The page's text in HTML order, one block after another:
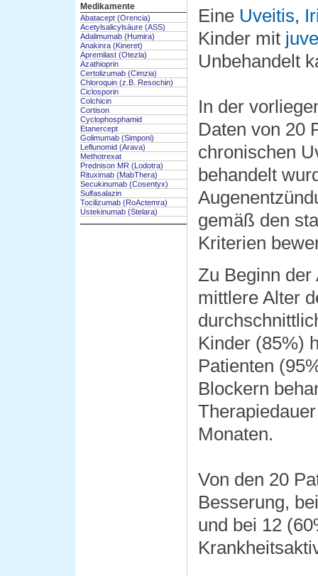
Medikamente
Abatacept (Orencia)
Acetylsalicylsäure (ASS)
Adalimumab (Humira)
Anakinra (Kineret)
Apremilast (Otezla)
Azathioprin
Certolizumab (Cimzia)
Chloroquin (z.B. Resochin)
Ciclosporin
Colchicin
Cortison
Cyclophosphamid
Etanercept
Golimumab (Simponi)
Leflunomid (Arava)
Methotrexat
Prednison MR (Lodotra)
Rituximab (MabThera)
Secukinumab (Cosentyx)
Sulfasalazin
Tocilizumab (RoActemra)
Ustekinumab (Stelara)
Eine Uveitis,
Kinder mit
Unbehandelt
In der
Daten von 20
chronischen
behandelt
gemäß den
Kriterien
Zu Beginn
mittlere Alter
Kinder (85%)
Patienten
Blockern
Monaten.
Von den 20
Besserung,
und bei 12